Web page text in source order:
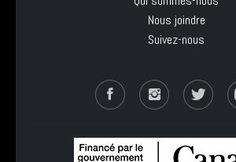
Nous joindre
Suivez-nous